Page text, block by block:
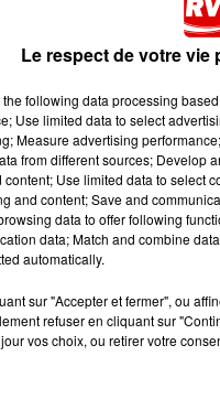
cartouche à
transporté à
sur une
a fait plusieurs
et deux autres de
Le respect de votre
the following data processing
Use limited data to select
Measure advertising
from different sources;
Use limited data to select
and content; Save and
data to offer following
data; Match and combine
automatically.
sur "Accepter et fermer", ou
refuser en cliquant sur
vos choix, ou retirer votre